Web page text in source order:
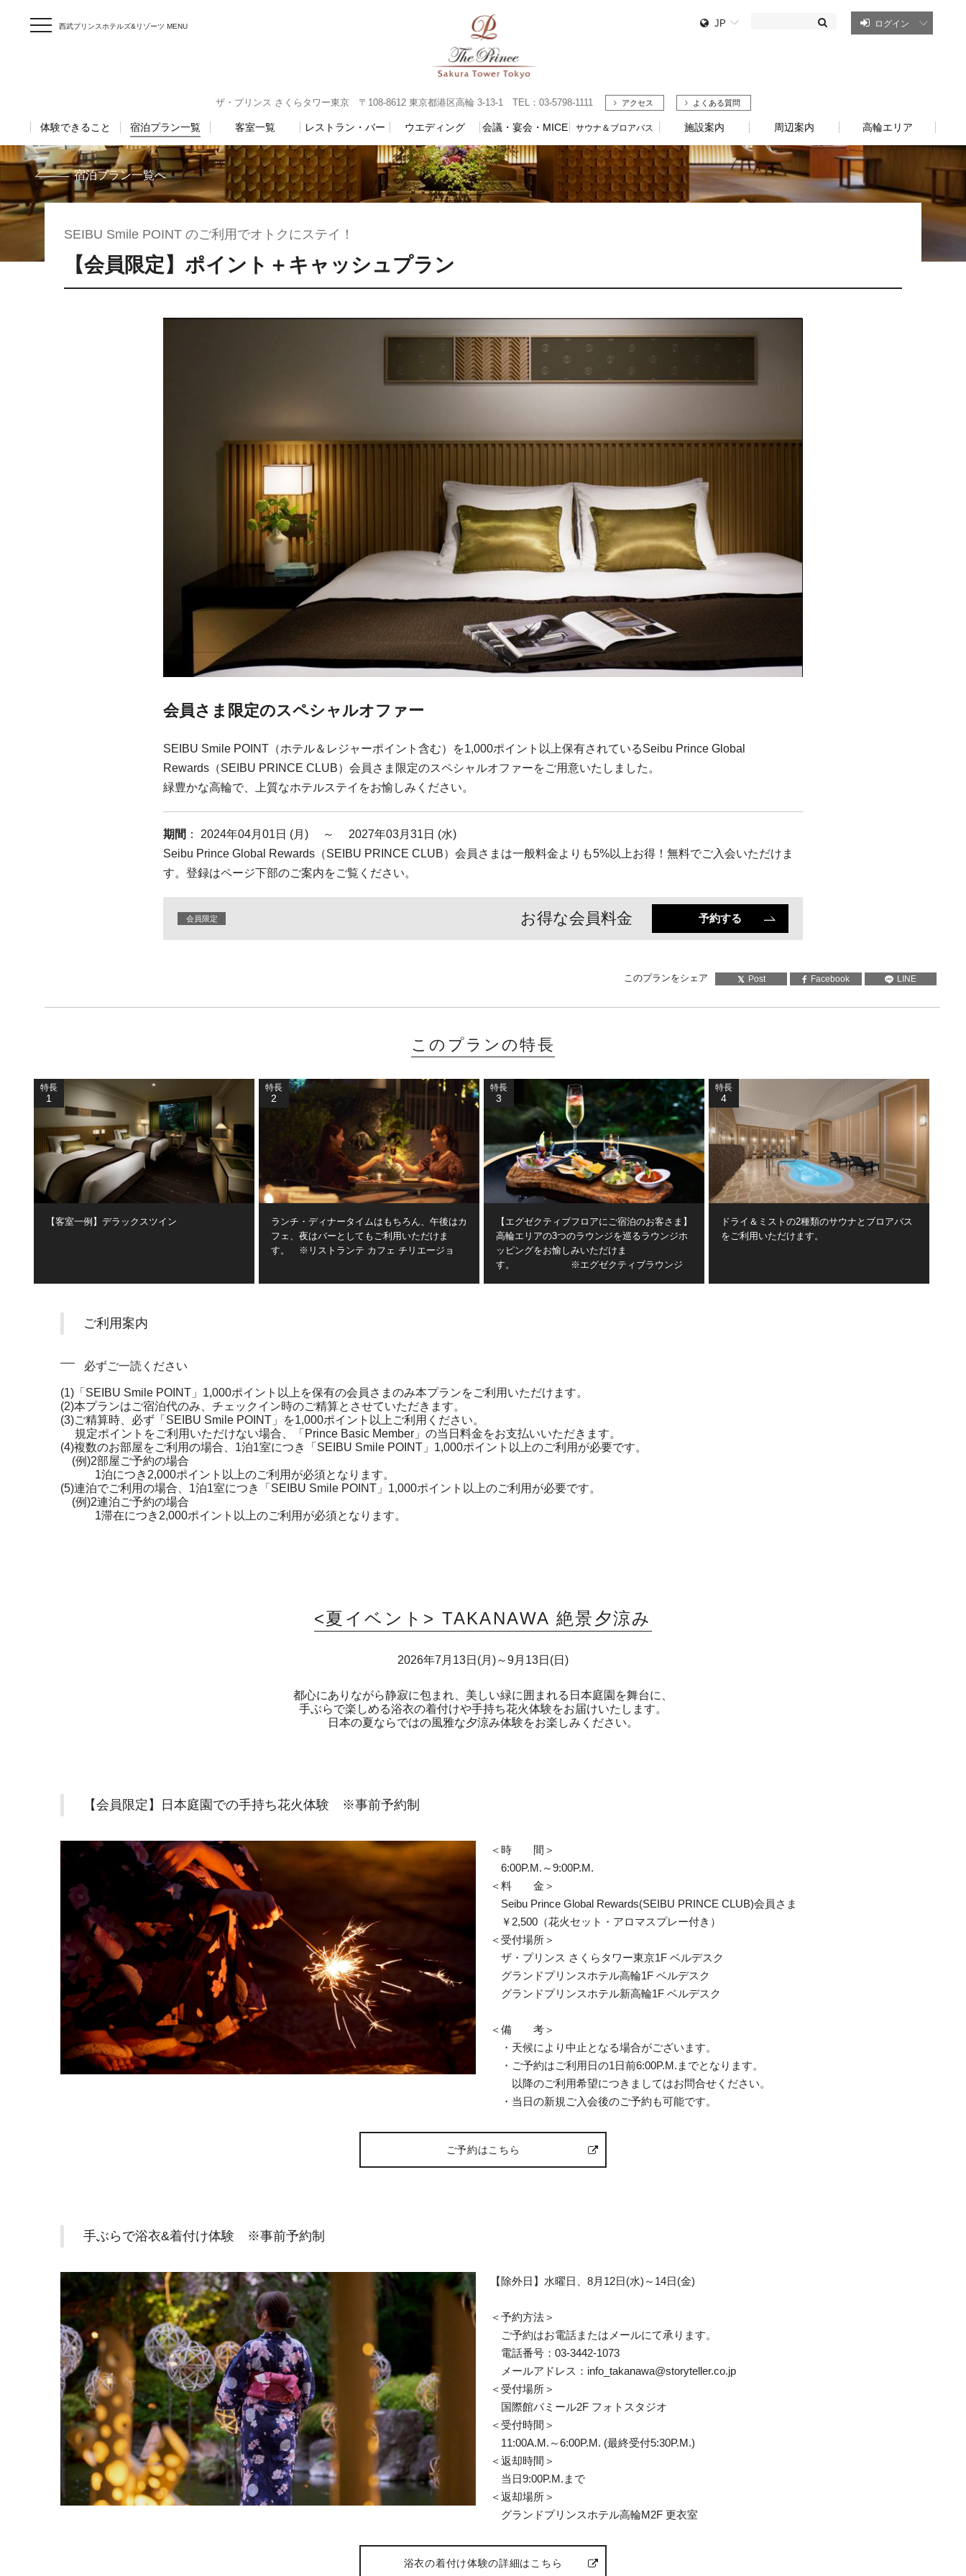
西武プリンスホテルズ&リゾーツ MENU JP ログイン
ザ・プリンス さくらタワー東京 〒108-8612 東京都港区高輪 3-13-1 TEL：03-5798-1111 アクセス よくある質問
体験できること 宿泊プラン一覧 客室一覧 レストラン・バー ウエディング 会議・宴会・MICE サウナ＆ブロアバス 施設案内 周辺案内 高輪エリア
宿泊プラン一覧へ
SEIBU Smile POINT のご利用でオトクにステイ！
【会員限定】ポイント＋キャッシュプラン
会員さま限定のスペシャルオファー
SEIBU Smile POINT（ホテル＆レジャーポイント含む）を1,000ポイント以上保有されているSeibu Prince Global
Rewards（SEIBU PRINCE CLUB）会員さま限定のスペシャルオファーをご用意いたしました。
緑豊かな高輪で、上質なホテルステイをお愉しみください。
期間 ： 2024年04月01日 (月) ～ 2027年03月31日 (水)
Seibu Prince Global Rewards（SEIBU PRINCE CLUB）会員さまは一般料金よりも5%以上お得！無料でご入会いただけま
す。登録はページ下部のご案内をご覧ください。
会員限定 お得な会員料金 予約する
このプランをシェア Post Facebook LINE
このプランの特長
特長
1
【客室一例】デラックスツイン
特長
2
ランチ・ディナータイムはもちろん、午後はカ
フェ、夜はバーとしてもご利用いただけま
す。 ※リストランテ カフェ チリエージョ
特長
3
【エグゼクティブフロアにご宿泊のお客さま】
高輪エリアの3つのラウンジを巡るラウンジホ
ッピングをお愉しみいただけま
す。 ※エグゼクティブラウンジ
特長
4
ドライ＆ミストの2種類のサウナとブロアバス
をご利用いただけます。
ご利用案内
必ずご一読ください
(1)「SEIBU Smile POINT」1,000ポイント以上を保有の会員さまのみ本プランをご利用いただけます。
(2)本プランはご宿泊代のみ、チェックイン時のご精算とさせていただきます。
(3)ご精算時、必ず「SEIBU Smile POINT」を1,000ポイント以上ご利用ください。
規定ポイントをご利用いただけない場合、「Prince Basic Member」の当日料金をお支払いいただきます。
(4)複数のお部屋をご利用の場合、1泊1室につき「SEIBU Smile POINT」1,000ポイント以上のご利用が必要です。
(例)2部屋ご予約の場合
1泊につき2,000ポイント以上のご利用が必須となります。
(5)連泊でご利用の場合、1泊1室につき「SEIBU Smile POINT」1,000ポイント以上のご利用が必要です。
(例)2連泊ご予約の場合
1滞在につき2,000ポイント以上のご利用が必須となります。
<夏イベント> TAKANAWA 絶景夕涼み
2026年7月13日(月)～9月13日(日)
都心にありながら静寂に包まれ、美しい緑に囲まれる日本庭園を舞台に、
手ぶらで楽しめる浴衣の着付けや手持ち花火体験をお届けいたします。
日本の夏ならではの風雅な夕涼み体験をお楽しみください。
【会員限定】日本庭園での手持ち花火体験 ※事前予約制
＜時 間＞
6:00P.M.～9:00P.M.
＜料 金＞
Seibu Prince Global Rewards(SEIBU PRINCE CLUB)会員さま
￥2,500（花火セット・アロマスプレー付き）
＜受付場所＞
ザ・プリンス さくらタワー東京1F ベルデスク
グランドプリンスホテル高輪1F ベルデスク
グランドプリンスホテル新高輪1F ベルデスク
＜備 考＞
・天候により中止となる場合がございます。
・ご予約はご利用日の1日前6:00P.M.までとなります。
以降のご利用希望につきましてはお問合せください。
・当日の新規ご入会後のご予約も可能です。
ご予約はこちら
手ぶらで浴衣&着付け体験 ※事前予約制
【除外日】水曜日、8月12日(水)～14日(金)
＜予約方法＞
ご予約はお電話またはメールにて承ります。
電話番号：03-3442-1073
メールアドレス：info_takanawa@storyteller.co.jp
＜受付場所＞
国際館パミール2F フォトスタジオ
＜受付時間＞
11:00A.M.～6:00P.M. (最終受付5:30P.M.)
＜返却時間＞
当日9:00P.M.まで
＜返却場所＞
グランドプリンスホテル高輪M2F 更衣室
浴衣の着付け体験の詳細はこちら